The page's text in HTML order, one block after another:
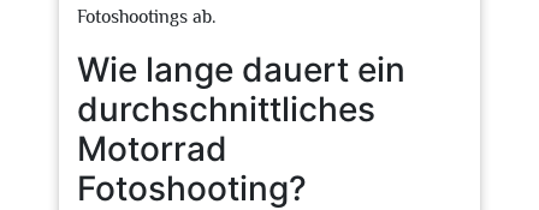
Fotoshootings ab.
Wie lange dauert ein
durchschnittliches
Motorrad
Fotoshooting?